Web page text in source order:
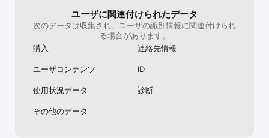
ユーザに関連付けられたデータ
次のデータは収集され、ユーザの識別情報に関連付けられ
る場合があります。
購入
連絡先情報
ユーザコンテンツ ID
使用状況データ 診断
その他のデータ